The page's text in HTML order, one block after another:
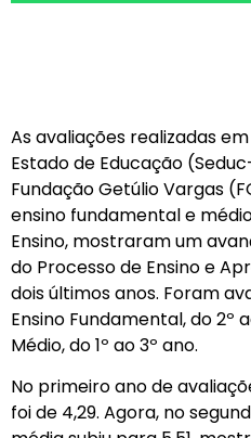
As avaliações realizadas
Estado de Educação
Fundação Getúlio Vargas
ensino fundamental e
Ensino, mostraram um
do Processo de Ensino e
dois últimos anos. Foram
Ensino Fundamental, do 2º
Médio, do 1º ao 3º ano.
No primeiro ano de
foi de 4,29. Agora, no